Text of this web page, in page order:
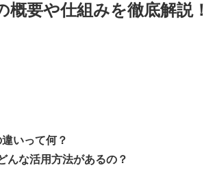
要や仕組みを徹底解説！
いって何？
んな活用方法があるの？